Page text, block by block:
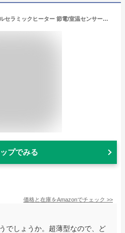
スリーアップ 超薄型 パネルセラミックヒーター 節電/室温センサー付 大風量 1200W ワイド温風 温度設定 安全設計 リモコン付 グレー CH-AZ0696GY
プでみる
価格と在庫をAmazonでチェック >>
でしょうか。超薄型なので、ど